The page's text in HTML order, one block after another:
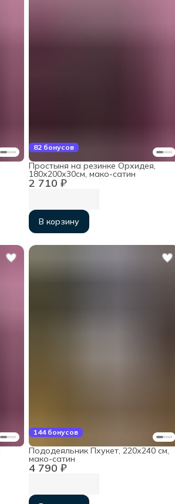
82 бонусов
2 710 ₽
Простыня на резинке Орхидея,
180х200х30см, мако-сатин
В корзину
144 бонусов
4 790 ₽
Пододеяльник Пхукет, 220х240 см,
мако-сатин